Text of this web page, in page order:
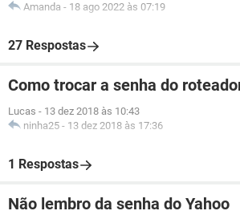
Amanda - 18 ago 2022 às 07:19
27 Respostas
Como trocar a senha do
Lucas - 13 dez 2018 às 10:43
ninha25 - 13 dez 2018 às 17:36
1 Respostas
Não lembro da senha do Yahoo